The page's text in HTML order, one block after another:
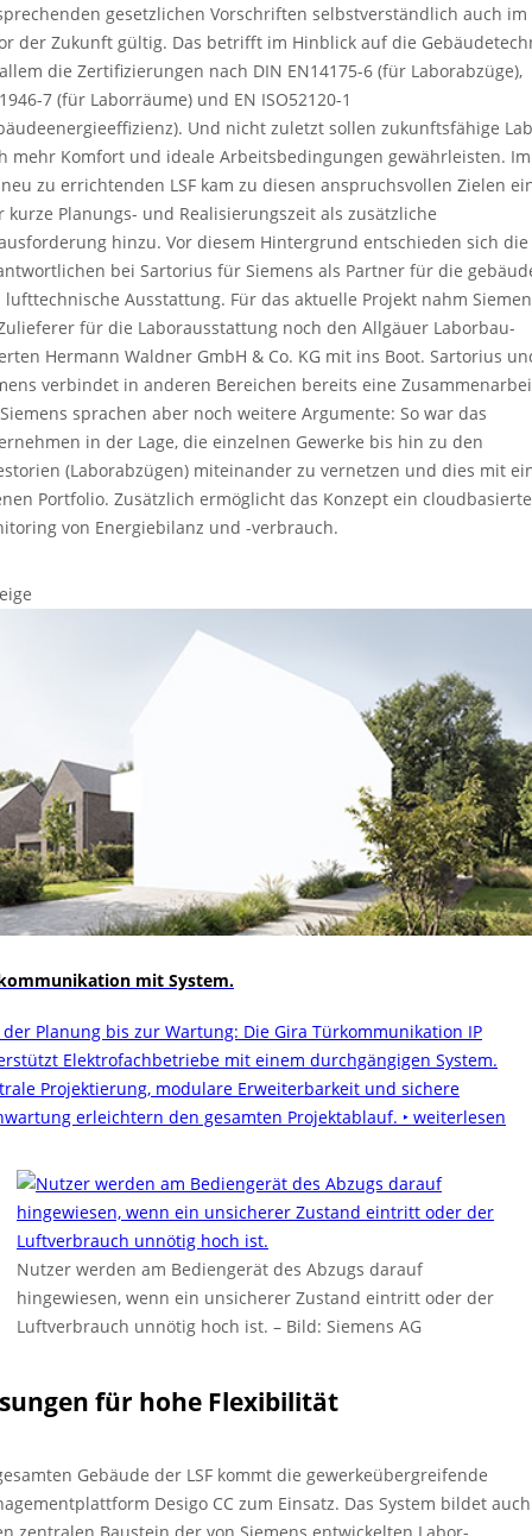
gesetzlichen Vorschriften selbstverständlich auch im
der Zukunft gültig. Das betrifft im Hinblick auf die
die Zertifizierungen nach DIN EN14175-6 (für Laborabzüge),
7 (für Laborräume) und EN ISO52120-1
Und nicht zuletzt sollen zukunftsfähige
mehr Komfort und ideale Arbeitsbedingungen gewährleisten.
zu errichtenden LSF kam zu diesen anspruchsvollen Zielen
kurze Planungs- und Realisierungszeit als zusätzliche
hinzu. Vor diesem Hintergrund entschieden sich die
bei Sartorius für Siemens als Partner für die
lufttechnische Ausstattung. Für das aktuelle Projekt nahm
für die Laborausstattung noch den Allgäuer Laborbau-
Hermann Waldner GmbH & Co. KG mit ins Boot. Sartorius
verbindet in anderen Bereichen bereits eine
sprachen aber noch weitere Argumente: So war das
in der Lage, die einzelnen Gewerke bis hin zu den
(Laborabzügen) miteinander zu vernetzen und dies mit
Portfolio. Zusätzlich ermöglicht das Konzept ein
von Energiebilanz und -verbrauch.
mit System.
der Planung bis zur Wartung: Die Gira Türkommunikation IP
Elektrofachbetriebe mit einem durchgängigen System.
Projektierung, modulare Erweiterbarkeit und sichere
erleichtern den gesamten Projektablauf. ‣ weiterlesen
Nutzer werden am Bediengerät des Abzugs darauf
hingewiesen, wenn ein unsicherer Zustand eintritt oder der
Luftverbrauch unnötig hoch ist. – Bild: Siemens AG
für hohe Flexibilität
Gebäude der LSF kommt die gewerkeübergreifende
Desigo CC zum Einsatz. Das System bildet auch
zentralen Baustein der von Siemens entwickelten Labor-